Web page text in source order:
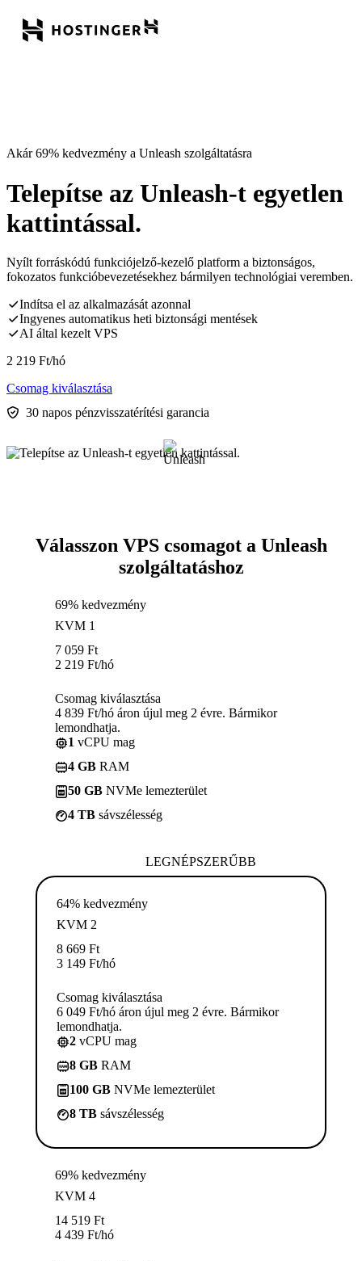
Akár 69% kedvezmény a Unleash szolgáltatásra
Telepítse az Unleash-t egyetlen
kattintással.
Nyílt forráskódú funkciójelző-kezelő platform a biztonságos,
fokozatos funkcióbevezetésekhez bármilyen technológiai veremben.
Indítsa el az alkalmazását azonnal
Ingyenes automatikus heti biztonsági mentések
AI által kezelt VPS
2 219 Ft/hó
Csomag kiválasztása
30 napos pénzvisszatérítési garancia
Válasszon VPS csomagot a Unleash
szolgáltatáshoz
69% kedvezmény
KVM 1
7 059 Ft
2 219 Ft/hó
Csomag kiválasztása
4 839 Ft/hó áron újul meg 2 évre. Bármikor
lemondhatja.
1 vCPU mag
4 GB RAM
50 GB NVMe lemezterület
4 TB sávszélesség
LEGNÉPSZERŰBB
64% kedvezmény
KVM 2
8 669 Ft
3 149 Ft/hó
Csomag kiválasztása
6 049 Ft/hó áron újul meg 2 évre. Bármikor
lemondhatja.
2 vCPU mag
8 GB RAM
100 GB NVMe lemezterület
8 TB sávszélesség
69% kedvezmény
KVM 4
14 519 Ft
4 439 Ft/hó